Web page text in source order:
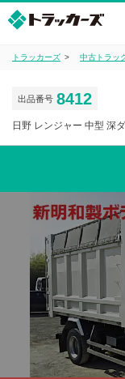
トラッカーズ 中古トラッ
出品番号 8412
日野 レンジャー 中型 深